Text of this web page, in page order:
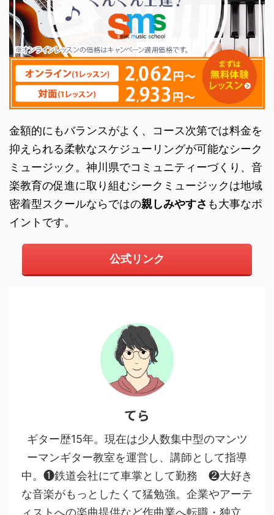
金額的にもバランスがよく 、コース次第では料金を
抑えられる柔軟なスケジューリングが可能なシーク
ミュージック。神川県でコミュニティーづくり、音
楽教育の促進に取り組むシークミュージックは地域
密着型スクールならではの親しみやすさ も大事なポ
イントです。
公式リンク
てら
ギター歴15年。現在は少人数集中型のマンツ
ーマンギター教室を運営し、講師として指導
中。❶鉄道会社にて車掌として勤務 ❷大好き
な音楽がもっとしたくて猛勉強。企業やアーテ
ィストへの楽曲提供など作曲業へ転職・独立